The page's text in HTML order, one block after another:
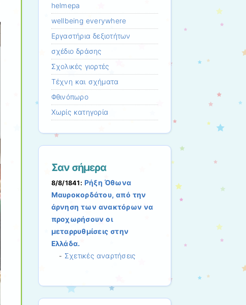
helmepa
wellbeing everywhere
Εργαστήρια δεξιοτήτων
σχέδιο δράσης
Σχολικές γιορτές
Τέχνη και σχήματα
Φθινόπωρο
Χωρίς κατηγορία
Σαν σήμερα
8/8/1841: Ρήξη Όθωνα 
Μαυροκορδάτου, από την
άρνηση των ανακτόρων να
προχωρήσουν οι
μεταρρυθμίσεις στην
Ελλάδα.
- Σχετικές αναρτήσεις